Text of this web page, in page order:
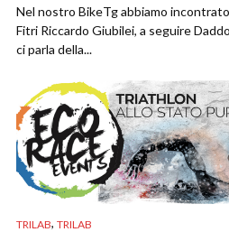
Nel nostro BikeTg abbiamo
Fitri Riccardo Giubilei, a seguire
ci parla della...
TRILAB, TRILAB